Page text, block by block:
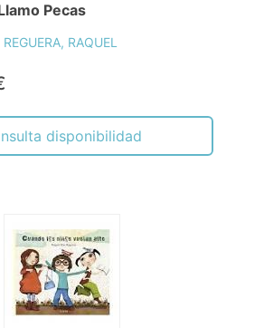
Pecas
RAQUEL
disponibilidad